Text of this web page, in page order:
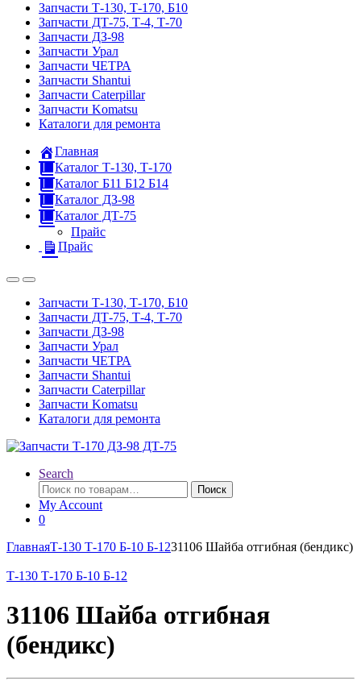
Запчасти Т-130, Т-170, Б10
Запчасти ДТ-75, Т-4, Т-70
Запчасти ДЗ-98
Запчасти Урал
Запчасти ЧЕТРА
Запчасти Shantui
Запчасти Caterpillar
Запчасти Komatsu
Каталоги для ремонта
Главная
Каталог Т-130, Т-170
Каталог Б11 Б12 Б14
Каталог ДЗ-98
Каталог ДТ-75
Прайс
Прайс
Запчасти Т-130, Т-170, Б10
Запчасти ДТ-75, Т-4, Т-70
Запчасти ДЗ-98
Запчасти Урал
Запчасти ЧЕТРА
Запчасти Shantui
Запчасти Caterpillar
Запчасти Komatsu
Каталоги для ремонта
Search
Искать:
Поиск
My Account
0
ГлавнаяТ-130 Т-170 Б-10 Б-1231106 Шайба отгибная (бендикс)
Т-130 Т-170 Б-10 Б-12
31106 Шайба отгибная
(бендикс)